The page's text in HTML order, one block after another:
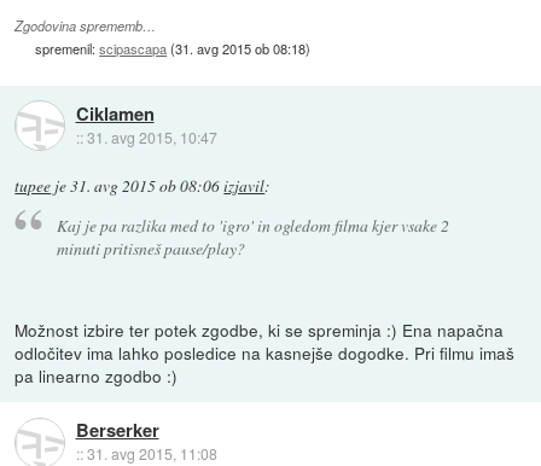
Zgodovina sprememb…
spremenil:scipascapa(31. avg 2015 ob 08:18)
Ciklamen
::31. avg 2015, 10:47
tupee je31. avg 2015 ob 08:06izjavil:
Kaj je pa razlika med to 'igro' in ogledom filma kjer vsake 2
minuti pritisneš pause/play?
Možnost izbire ter potek zgodbe, ki se spreminja :) Ena napačna
odločitev ima lahko posledice na kasnejše dogodke. Pri filmu imaš
pa linearno zgodbo :)
Berserker
::31. avg 2015, 11:08